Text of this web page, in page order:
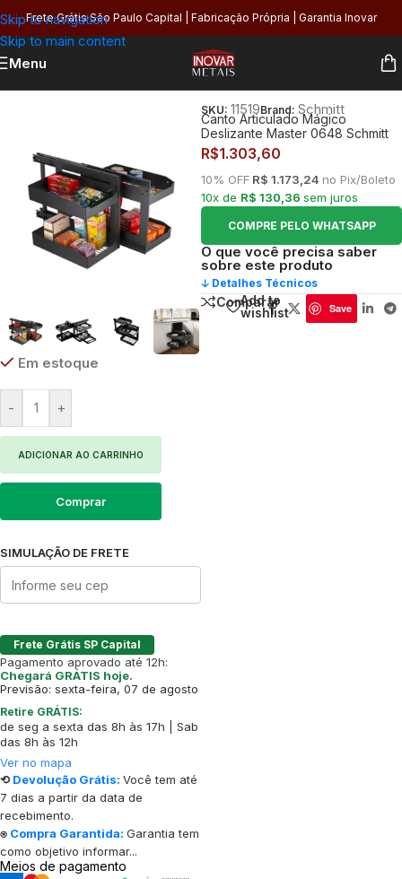
Skip to navigation
Skip to main content
Frete Grátis São Paulo Capital | Fabricação Própria | Garantia Inovar
Menu
Em estoque
- +
ADICIONAR AO CARRINHO
Comprar
SIMULAÇÃO DE FRETE
Frete Grátis SP Capital
Pagamento aprovado até 12h:
Chegará GRÁTIS hoje.
Previsão: sexta-feira, 07 de agosto
Retire GRÁTIS:
de seg a sexta das 8h às 17h | Sab
das 8h às 12h
Ver no mapa
⟲ Devolução Grátis: Você tem até
7 dias a partir da data de
recebimento.
⍟ Compra Garantida: Garantia tem
como objetivo informar...
Meios de pagamento
SKU: 11519Brand: Schmitt
Canto Articulado Mágico
Deslizante Master 0648 Schmitt
R$1.303,60
10% OFF R$ 1.173,24 no Pix/Boleto
10x de R$ 130,36 sem juros
COMPRE PELO WHATSAPP
O que você precisa saber
sobre este produto
🡣 Detalhes Técnicos
Comparar
Add to
wishlist
Save